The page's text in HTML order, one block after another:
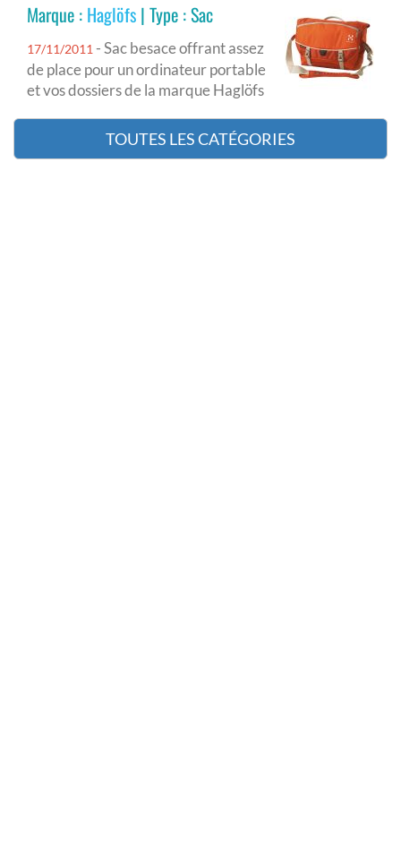
Marque : Haglöfs | Type : Sac
17/11/2011 - Sac besace offrant assez
de place pour un ordinateur portable
et vos dossiers de la marque Haglöfs
TOUTES LES CATÉGORIES